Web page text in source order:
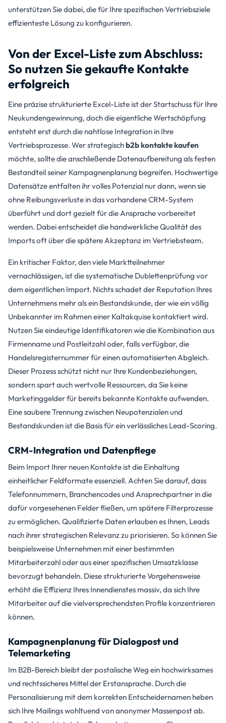
unterstützen Sie dabei, die für Ihre spezifischen Vertriebsziele
effizienteste Lösung zu konfigurieren.
Von der Excel-Liste zum Abschluss:
So nutzen Sie gekaufte Kontakte
erfolgreich
Eine präzise strukturierte Excel-Liste ist der Startschuss für Ihre
Neukundengewinnung, doch die eigentliche Wertschöpfung
entsteht erst durch die nahtlose Integration in Ihre
Vertriebsprozesse. Wer strategischb2b kontakte kaufen
möchte, sollte die anschließende Datenaufbereitung als festen
Bestandteil seiner Kampagnenplanung begreifen. Hochwertige
Datensätze entfalten ihr volles Potenzial nur dann, wenn sie
ohne Reibungsverluste in das vorhandene CRM-System
überführt und dort gezielt für die Ansprache vorbereitet
werden. Dabei entscheidet die handwerkliche Qualität des
Imports oft über die spätere Akzeptanz im Vertriebsteam.
Ein kritischer Faktor, den viele Marktteilnehmer
vernachlässigen, ist die systematische Dublettenprüfung vor
dem eigentlichen Import. Nichts schadet der Reputation Ihres
Unternehmens mehr als ein Bestandskunde, der wie ein völlig
Unbekannter im Rahmen einer Kaltakquise kontaktiert wird.
Nutzen Sie eindeutige Identifikatoren wie die Kombination aus
Firmenname und Postleitzahl oder, falls verfügbar, die
Handelsregisternummer für einen automatisierten Abgleich.
Dieser Prozess schützt nicht nur Ihre Kundenbeziehungen,
sondern spart auch wertvolle Ressourcen, da Sie keine
Marketinggelder für bereits bekannte Kontakte aufwenden.
Eine saubere Trennung zwischen Neupotenzialen und
Bestandskunden ist die Basis für ein verlässliches Lead-Scoring.
CRM-Integration und Datenpflege
Beim Import Ihrer neuen Kontakte ist die Einhaltung
einheitlicher Feldformate essenziell. Achten Sie darauf, dass
Telefonnummern, Branchencodes und Ansprechpartner in die
dafür vorgesehenen Felder fließen, um spätere Filterprozesse
zu ermöglichen. Qualifizierte Daten erlauben es Ihnen, Leads
nach ihrer strategischen Relevanz zu priorisieren. So können Sie
beispielsweise Unternehmen mit einer bestimmten
Mitarbeiterzahl oder aus einer spezifischen Umsatzklasse
bevorzugt behandeln. Diese strukturierte Vorgehensweise
erhöht die Effizienz Ihres Innendienstes massiv, da sich Ihre
Mitarbeiter auf die vielversprechendsten Profile konzentrieren
können.
Kampagnenplanung für Dialogpost und
Telemarketing
Im B2B-Bereich bleibt der postalische Weg ein hochwirksames
und rechtssicheres Mittel der Erstansprache. Durch die
Personalisierung mit dem korrekten Entscheidernamen heben
sich Ihre Mailings wohltuend von anonymer Massenpost ab.